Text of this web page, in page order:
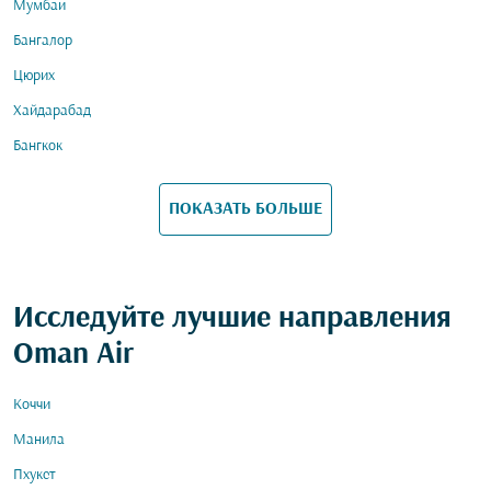
Мумбаи
Бангалор
Цюрих
Хайдарабад
Бангкок
ПОКАЗАТЬ БОЛЬШЕ
Исследуйте лучшие направления
Oman Air
Коччи
Манила
Пхукет